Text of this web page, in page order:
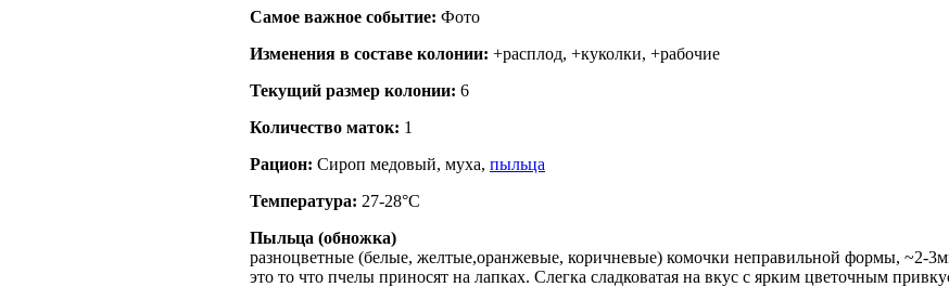
Самое важное событие: Фото
Изменения в составе кoлонии: +расплод, +куколки, +рабочие
Текущий размер кoлонии: 6
Количество маток: 1
Рацион: Сироп медовый, муха, пыльца
Температура: 27-28°C
Пыльца (обножка)
разноцветные (белые, желтые,оранжевые, коричневые) комочки неправильной формы, ~2-
это то что пчелы приносят на лапках. Слегка сладковатая на вкус с ярким цветочным